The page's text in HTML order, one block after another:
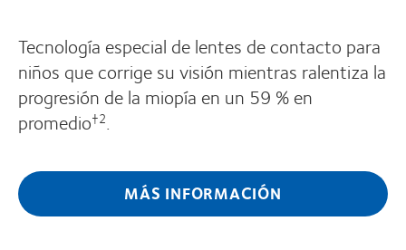
Tecnología especial de lentes de contacto para
niños que corrige su visión mientras ralentiza la
progresión de la miopía en un 59 % en
promedio†2.
MÁS INFORMACIÓN